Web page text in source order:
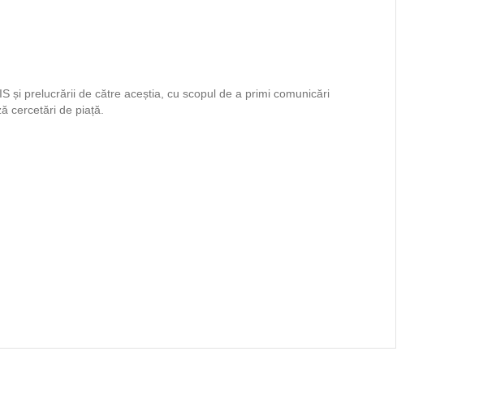
și prelucrării de către aceștia, cu scopul de a primi comunicări
cercetări de piață.